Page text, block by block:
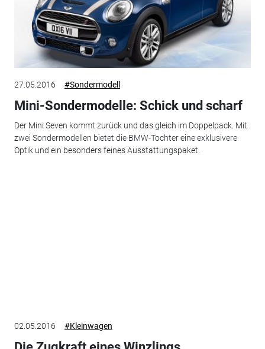
27.05.2016 #Sondermodell
Mini-Sondermodelle: Schick und scharf
Der Mini Seven kommt zurück und das gleich im Doppelpack. Mit
zwei Sondermodellen bietet die BMW-Tochter eine exklusivere
Optik und ein besonders feines Ausstattungspaket.
02.05.2016 #Kleinwagen